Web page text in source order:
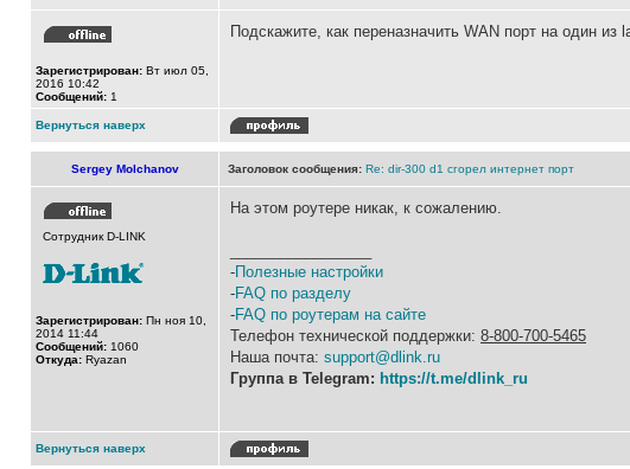
Зарегистрирован: Вт июл 05,
2016 10:42
Сообщений: 1
Подскажите, как переназначить WAN порт на один из
Вернуться наверх
Sergey Molchanov Заголовок сообщения: Re: dir-300 d1 сгорел интернет порт
Сотрудник D-LINK
Зарегистрирован: Пн ноя 10,
2014 11:44
Сообщений: 1060
Откуда: Ryazan
На этом роутере никак, к сожалению.
-Полезные настройки
-FAQ по разделу
-FAQ по роутерам на сайте
Телефон технической поддержки: 8-800-700-5465
Наша почта: support@dlink.ru
Группа в Telegram: https://t.me/dlink_ru
Вернуться наверх